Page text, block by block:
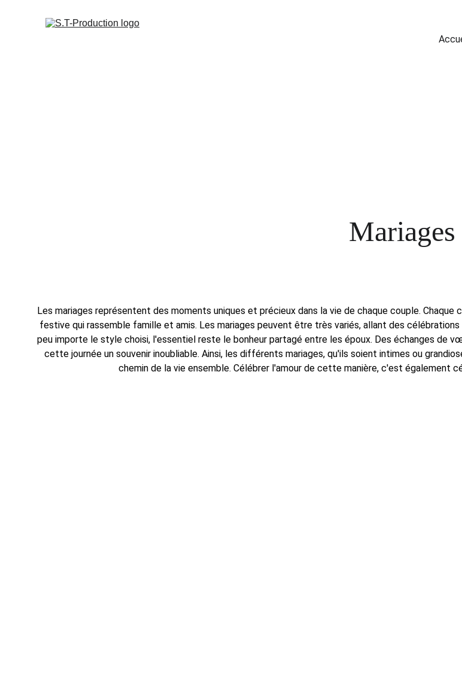
Mariages
Les mariages représentent des moments uniques et précieux dans la vie de chaque couple.
festive qui rassemble famille et amis. Les mariages peuvent être très variés, allant des
peu importe le style choisi, l'essentiel reste le bonheur partagé entre les époux. Des échanges de
cette journée un souvenir inoubliable. Ainsi, les différents mariages, qu'ils soient intimes ou
chemin de la vie ensemble. Célébrer l'amour de cette manière, c'est également